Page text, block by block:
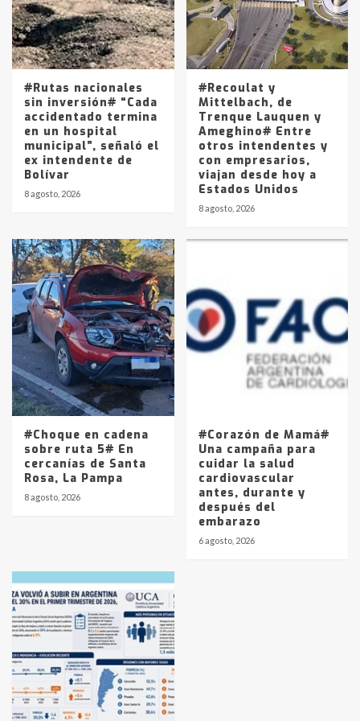
Los precios de los combustibles en
La Pampa, desde YPF hasta Axion
entre 857 a 1338 pesos
#Rutas nacionales
sin inversión# “Cada
accidentado termina
en un hospital
municipal”, señaló el
ex intendente de
Bolívar
8 agosto, 2026
#Recoulat y
Mittelbach, de
Trenque Lauquen y
Ameghino# Entre
otros intendentes y
con empresarios,
viajan desde hoy a
Estados Unidos
8 agosto, 2026
#Choque en cadena
sobre ruta 5# En
cercanías de Santa
Rosa, La Pampa
8 agosto, 2026
#Corazón de Mamá#
Una campaña para
cuidar la salud
cardiovascular
antes, durante y
después del
embarazo
6 agosto, 2026